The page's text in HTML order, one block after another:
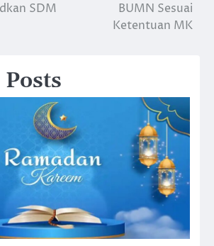
SDM
BUMN Sesuai
Ketentuan MK